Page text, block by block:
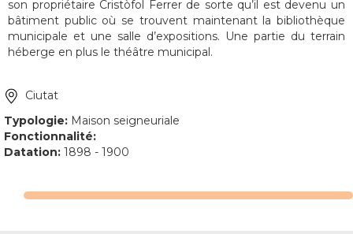
son propriétaire Cristòfol Ferrer de sorte qu’il est devenu un
bâtiment public où se trouvent maintenant la bibliothèque
municipale et une salle d’expositions. Une partie du terrain
héberge en plus le théâtre municipal.
Ciutat
Typologie: Maison seigneuriale
Fonctionnalité:
Datation: 1898 - 1900